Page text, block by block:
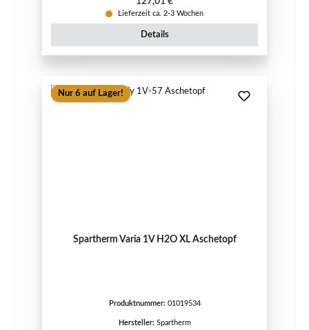
Lieferzeit ca. 2-3 Wochen
Details
Nur 6 auf Lager!
Spartherm Varia 1V H2O XL Aschetopf
Produktnummer: 01019534
Hersteller: Spartherm